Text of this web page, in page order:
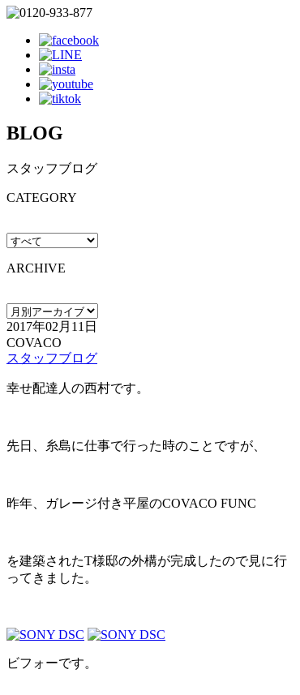
BLOG
スタッフブログ
CATEGORY
ARCHIVE
2017年02月11日
COVACO
スタッフブログ
幸せ配達人の西村です。
先日、糸島に仕事で行った時のことですが、
昨年、ガレージ付き平屋のCOVACO FUNC
を建築されたT様邸の外構が完成したので見に行
ってきました。
ビフォーです。